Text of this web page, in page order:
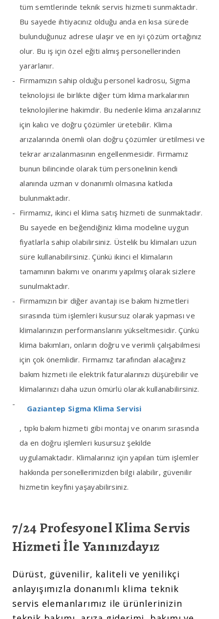
tüm semtlerinde teknik servis hizmeti sunmaktadır.
Bu sayede ihtiyacınız olduğu anda en kısa sürede
bulunduğunuz adrese ulaşır ve en iyi çözüm ortağınız
olur. Bu iş için özel eğiti almış personellerinden
yararlanır.
Firmamızın sahip olduğu personel kadrosu, Sigma
teknolojisi ile birlikte diğer tüm klima markalarının
teknolojilerine hakimdir. Bu nedenle klima arızalarınız
için kalıcı ve doğru çözümler üretebilir. Klima
arızalarında önemli olan doğru çözümler üretilmesi ve
tekrar arızalanmasının engellenmesidir. Firmamız
bunun bilincinde olarak tüm personelinin kendi
alanında uzman v donanımlı olmasına katkıda
bulunmaktadır.
Firmamız, ikinci el klima satış hizmeti de sunmaktadır.
Bu sayede en beğendiğiniz klima modeline uygun
fiyatlarla sahip olabilirsiniz. Üstelik bu klimaları uzun
süre kullanabilirsiniz. Çünkü ikinci el klimaların
tamamının bakımı ve onarımı yapılmış olarak sizlere
sunulmaktadır.
Firmamızın bir diğer avantajı ise bakım hizmetleri
sırasında tüm işlemleri kusursuz olarak yapması ve
klimalarınızın performanslarını yükseltmesidir. Çünkü
klima bakımları, onların doğru ve verimli çalışabilmesi
için çok önemlidir. Firmamız tarafından alacağınız
bakım hizmeti ile elektrik faturalarınızı düşürebilir ve
klimalarınızı daha uzun ömürlü olarak kullanabilirsiniz.
Gaziantep Sigma Klima Servisi
, tıpkı bakım hizmeti gibi montaj ve onarım sırasında
da en doğru işlemleri kusursuz şekilde
uygulamaktadır. Klimalarınız için yapılan tüm işlemler
hakkında personellerimizden bilgi alabilir, güvenilir
hizmetin keyfini yaşayabilirsiniz.
7/24 Profesyonel Klima Servis
Hizmeti İle Yanınızdayız
Dürüst, güvenilir, kaliteli ve yenilikçi
anlayışımızla donanımlı klima teknik
servis elemanlarımız ile ürünlerinizin